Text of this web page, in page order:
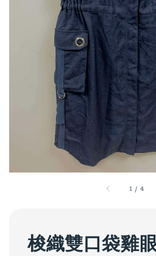
1 / 4
梭織雙口袋雞